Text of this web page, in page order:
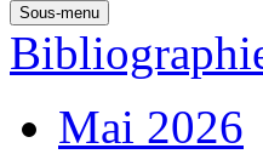
Sous-menu
Mai 2026